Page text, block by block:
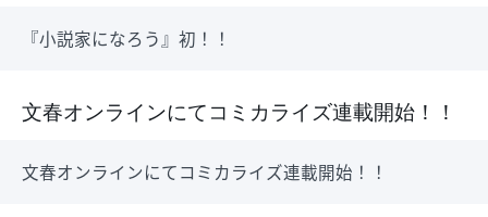
『小説家になろう』初！！
文春オンラインにてコミカライズ連載開始！！
文春オンラインにてコミカライズ連載開始！！